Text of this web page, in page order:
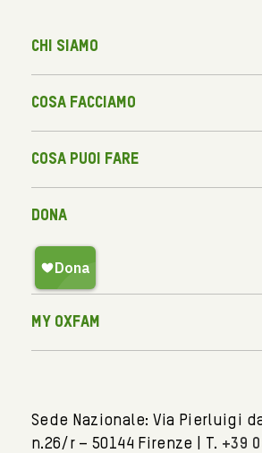
Chi siamo
Cosa facciamo
Cosa puoi fare
Dona
My Oxfam
Sede Nazionale: Via Pierluigi
n.26/r – 50144 Firenze | T. +39